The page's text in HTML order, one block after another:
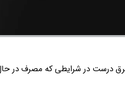
درست در شرایطی که مصرف در